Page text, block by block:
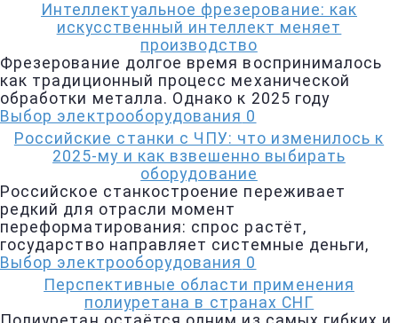
Интеллектуальное фрезерование: как
искусственный интеллект меняет
производство
Фрезерование долгое время воспринималось
как традиционный процесс механической
обработки металла. Однако к 2025 году
Выбор электрооборудования 0
Российские станки с ЧПУ: что изменилось к
2025-му и как взвешенно выбирать
оборудование
Российское станкостроение переживает
редкий для отрасли момент
переформатирования: спрос растёт,
государство направляет системные деньги,
Выбор электрооборудования 0
Перспективные области применения
полиуретана в странах СНГ